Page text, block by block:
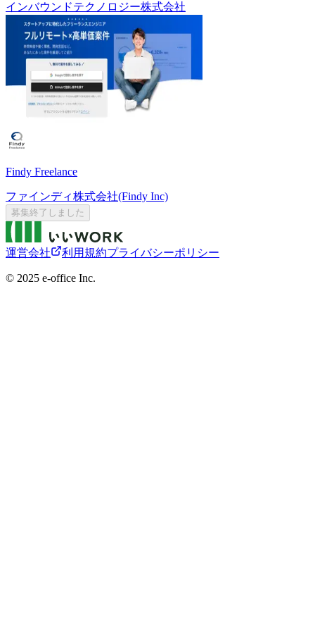
インバウンドテクノロジー株式会社
Findy Freelance
ファインディ株式会社(Findy Inc)
募集終了しました
運営会社 利用規約プライバシーポリシー
©︎ 2025 e-office Inc.